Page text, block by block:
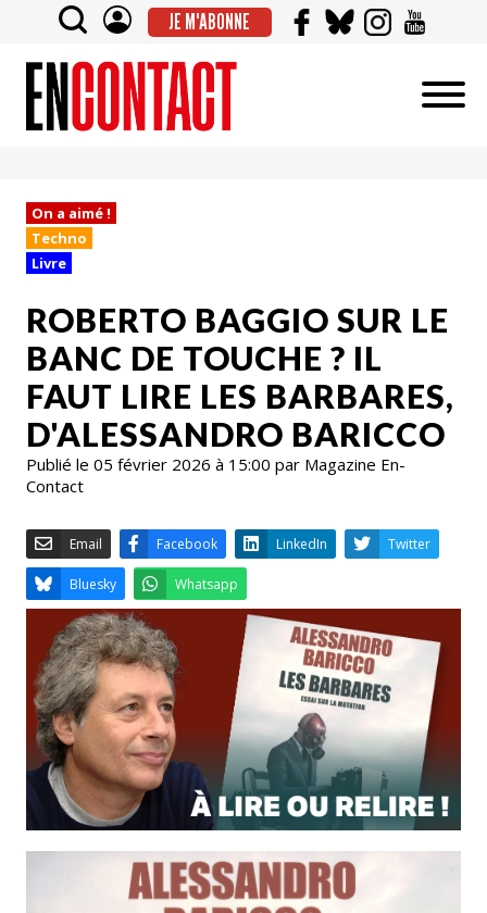
JE M'ABONNE
On a aimé !
Techno
Livre
ROBERTO BAGGIO SUR LE
BANC DE TOUCHE ? IL
FAUT LIRE LES BARBARES,
D'ALESSANDRO BARICCO
Publié le 05 février 2026 à 15:00 par Magazine En-
Contact
Email Facebook LinkedIn
Bluesky Whatsapp